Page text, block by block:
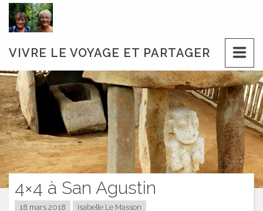
Skip
content
VIVRE LE VOYAGE ET PARTAGER
4×4 à San Agustin
18 mars 2018 Isabelle Le Masson